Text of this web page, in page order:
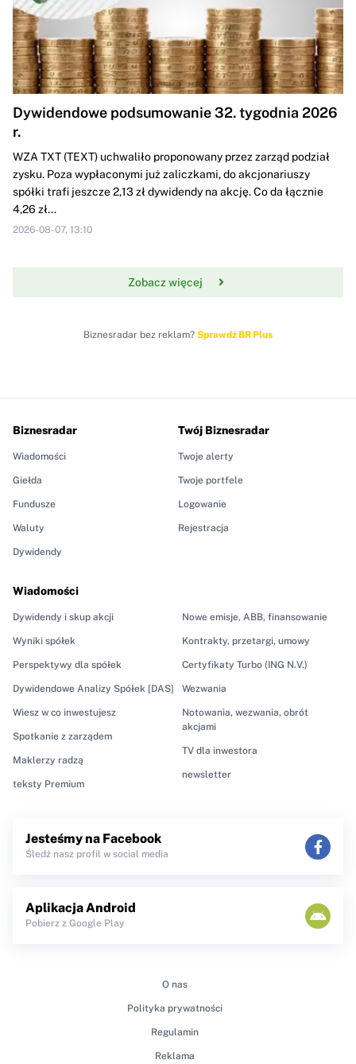
Dywidendowe podsumowanie 32. tygodnia 2026
r.
WZA TXT (TEXT) uchwaliło proponowany przez zarząd podział
zysku. Poza wypłaconymi już zaliczkami, do akcjonariuszy
spółki trafi jeszcze 2,13 zł dywidendy na akcję. Co da łącznie
4,26 zł...
2026-08-07, 13:10
Zobacz więcej
Biznesradar bez reklam? Sprawdź BR Plus
Biznesradar
Wiadomości
Giełda
Fundusze
Waluty
Dywidendy
Wiadomości
Dywidendy i skup akcji
Wyniki spółek
Perspektywy dla spółek
Dywidendowe Analizy Spółek [DAS]
Wiesz w co inwestujesz
Spotkanie z zarządem
Maklerzy radzą
teksty Premium
Nowe emisje, ABB, finansowanie
Kontrakty, przetargi, umowy
Certyfikaty Turbo (ING N.V.)
Wezwania
Notowania, wezwania, obrót
akcjami
TV dla inwestora
newsletter
Twój Biznesradar
Twoje alerty
Twoje portfele
Logowanie
Rejestracja
Jesteśmy na Facebook
Śledź nasz profil w social media
Aplikacja Android
Pobierz z Google Play
O nas
Polityka prywatności
Regulamin
Reklama